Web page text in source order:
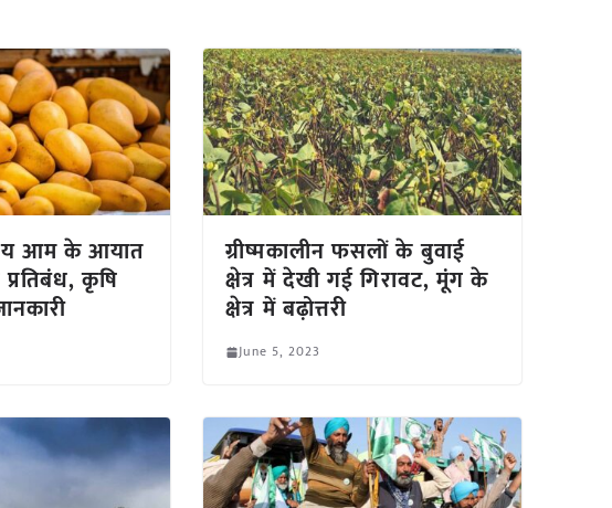
आम के आयात
कृषि
ग्रीष्मकालीन फसलों के बुवाई
क्षेत्र में देखी गई गिरावट, मूंग के
क्षेत्र में बढ़ोत्तरी
June 5, 2023